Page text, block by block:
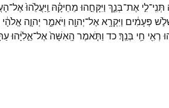
תְּנִֽי־לִ֣י אֶת־בְּנֵ֑ךְ וַיִּקָּחֵ֣הוּ מֵחֵיקָ֗הּ וַֽיַּעֲלֵ֙הוּ֙אֶל־
פְּעָמִ֔ים וַיִּקְרָ֥אאֶל־יְהוָ֖ה וַיֹּאמַ֑ר יְהוָ֣ה אֱלֹהָ֔י
רְאִ֖י חַ֥י בְּנֵֽךְ׃כד וַתֹּ֤אמֶר הָֽאִשָּׁה֙אֶל־אֵ֣לִיָּ֔הוּ